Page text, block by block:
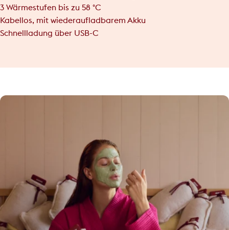
3 Wärmestufen bis zu 58 °C
Kabellos, mit wiederaufladbarem Akku
Schnellladung über USB-C